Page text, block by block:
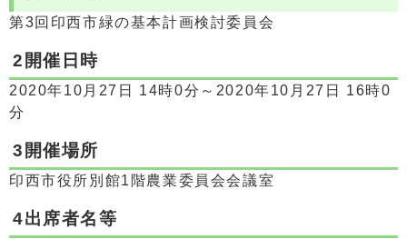
第3回印西市緑の基本計画検討委員会
2開催日時
2020年10月27日 14時0分～2020年10月27日 16時0
分
3開催場所
印西市役所別館1階農業委員会会議室
4出席者名等